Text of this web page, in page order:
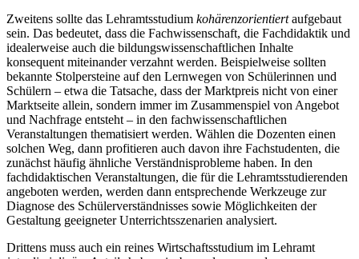
Zweitens sollte das Lehramtsstudium kohärenzorientiertaufgebaut
sein. Das bedeutet, dass die Fachwissenschaft, die Fachdidaktik und
idealerweise auch die bildungswissenschaftlichen Inhalte
konsequent miteinander verzahnt werden. Beispielweise sollten
bekannte Stolpersteine auf den Lernwegen von Schülerinnen und
Schülern – etwa die Tatsache, dass der Marktpreis nicht von einer
Marktseite allein, sondern immer im Zusammenspiel von Angebot
und Nachfrage entsteht – in den fachwissenschaftlichen
Veranstaltungen thematisiert werden. Wählen die Dozenten einen
solchen Weg, dann profitieren auch davon ihre Fachstudenten, die
zunächst häufig ähnliche Verständnisprobleme haben. In den
fachdidaktischen Veranstaltungen, die für die Lehramtsstudierenden
angeboten werden, werden dann entsprechende Werkzeuge zur
Diagnose des Schülerverständnisses sowie Möglichkeiten der
Gestaltung geeigneter Unterrichtsszenarien analysiert.
Drittens muss auch ein reines Wirtschaftsstudium im Lehramt